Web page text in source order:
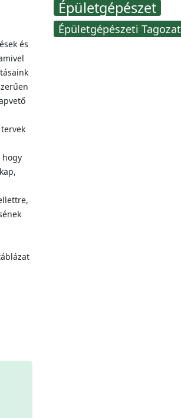
és
hogy
Épületgépészet
Épületgépészeti Tagozat